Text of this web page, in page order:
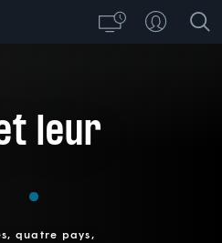
leur
quatre pays,